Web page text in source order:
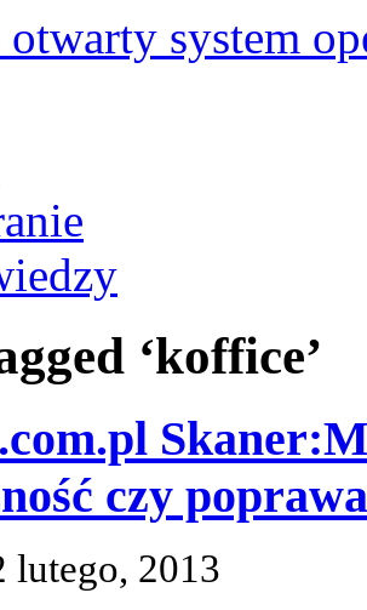
otwarty system
‘koffice’
czy
lutego, 2013